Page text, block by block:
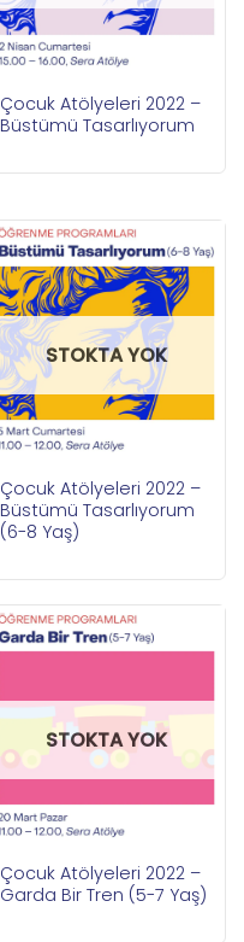
Çocuk Atölyeleri 2022 –
Büstümü Tasarlıyorum
STOKTA YOK
Çocuk Atölyeleri 2022 –
Büstümü Tasarlıyorum
(6-8 Yaş)
STOKTA YOK
Çocuk Atölyeleri 2022 –
Garda Bir Tren (5-7 Yaş)